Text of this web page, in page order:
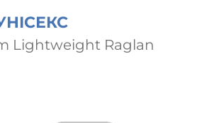
Lightweight Raglan